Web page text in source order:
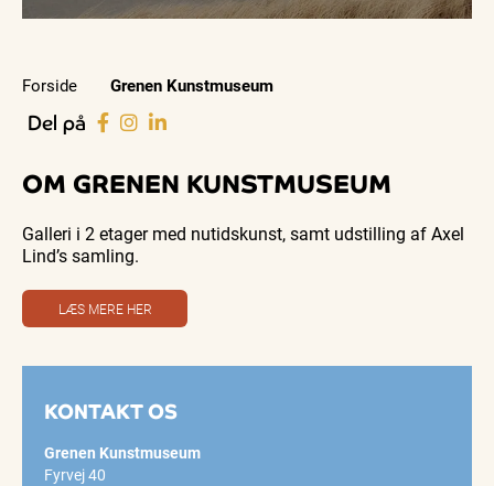
Forside Grenen Kunstmuseum
Del på
OM GRENEN KUNSTMUSEUM
Galleri i 2 etager med nutidskunst, samt udstilling af Axel
Lind’s samling.
LÆS MERE HER
KONTAKT OS
Grenen Kunstmuseum
Fyrvej 40